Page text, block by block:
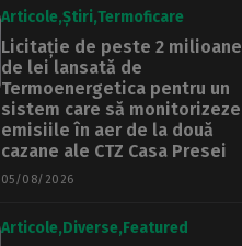
Articole Știri Termoficare
Licitație de peste 2 milioane
de lei lansată de
Termoenergetica pentru un
sistem care să monitorizeze
emisiile în aer de la două
cazane ale CTZ Casa Presei
05/08/2026
Articole Diverse Featured